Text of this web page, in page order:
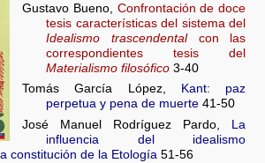
Gustavo Bueno, Confrontación de doce
tesis características del sistema del
Idealismo trascendentalcon las
correspondientes tesis del
Materialismo filosófico 3-40
Tomás García López,
Kant: paz
perpetua y pena de muerte 41-50
José Manuel Rodríguez Pardo,
La
influencia del idealismo
constitución de la Etología 51-56